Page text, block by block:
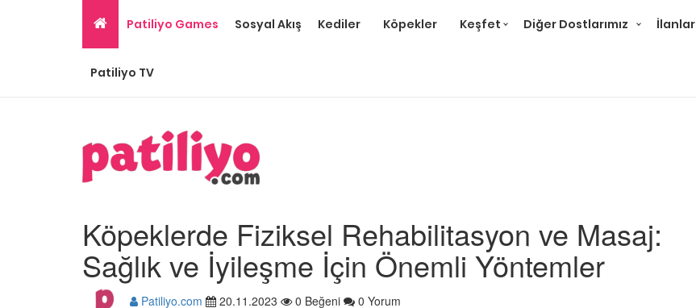
Patiliyo Games Sosyal Akış Kediler Köpekler Keşfet Diğer Dostlarımız İlanlar
Patiliyo TV
Köpeklerde Fiziksel Rehabilitasyon ve Masaj:
Sağlık ve İyileşme İçin Önemli Yöntemler
Patiliyo.com 20.11.2023 0 Beğeni 0 Yorum